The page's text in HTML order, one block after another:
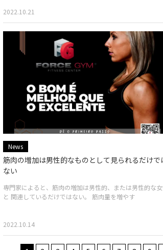
2022.10.21
News
筋肉の増加は男性的なものとして見られるだけで
ない
専門家によると、筋肉の増加は男性的、または男性的な
と 関連しているだけではない。 筋肉量を増やす
2022.10.14